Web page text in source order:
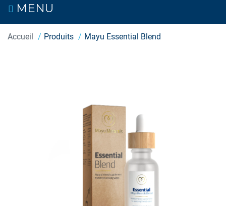
MENU
Accueil Produits Mayu Essential Blend